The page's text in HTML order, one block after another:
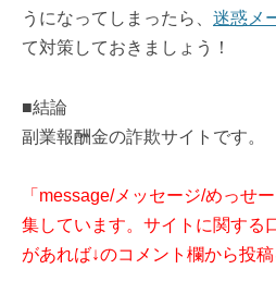
うになってしまったら、 迷惑メ
て対策しておきましょう！
■結論
副業報酬金の詐欺サイトです。
「message/メッセージ/めっせ
集しています。サイトに関する
があれば↓のコメント欄から投稿